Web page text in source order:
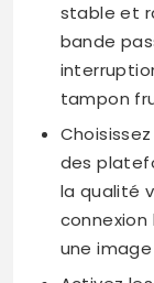
stable et
bande
tampon
des
la qualité
une